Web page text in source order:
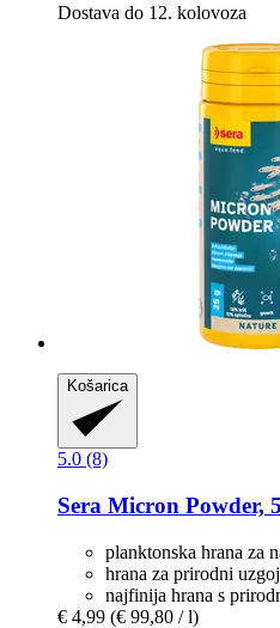
Dostava do 12. kolovoza
Košarica
5.0 (8)
Sera Micron Powder,
planktonska hrana za
hrana za prirodni
najfinija hrana s
€ 4,99 (€ 99,80 / l)